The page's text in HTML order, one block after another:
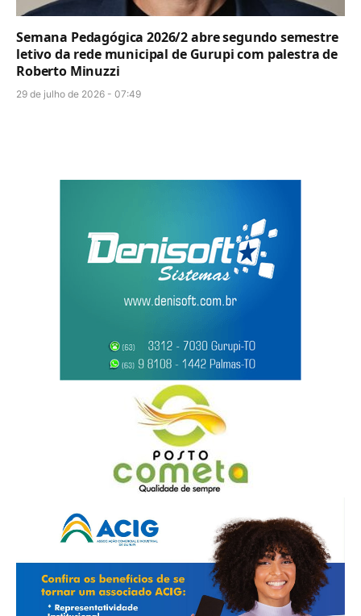
Semana Pedagógica 2026/2 abre segundo semestre
letivo da rede municipal de Gurupi com palestra de
Roberto Minuzzi
29 de julho de 2026 - 07:49